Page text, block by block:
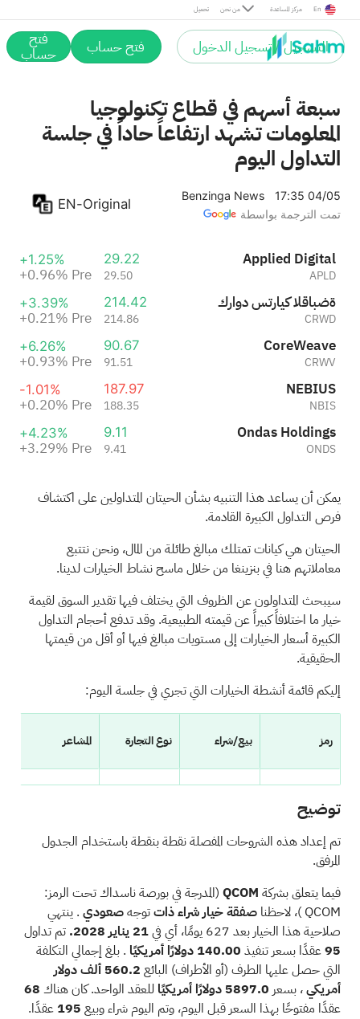
تحميل من نحن مركز المساعدة En
التسجيل / تسجيل الدخول فتح حساب فتح
حساب
CoreWeave
CRWV
91.51
Pre
Ondas Holdings
ONDS
9.11
9.41
+4.23%
+3.29%
سبعة أسهم في قطاع تكنولوجيا
المعلومات تشهد ارتفاعاً حاداً في جلسة
التداول اليوم
Benzinga News
17:35 04/05
تمت الترجمة بواسطة
EN-Original
Applied Digital
APLD
29.22
29.50
+1.25%
+0.96% Pre
كراود سترايك القابضة
CRWD
214.42
214.86
+3.39%
+0.21% Pre
CoreWeave
CRWV
90.67
91.51
+6.26%
+0.93% Pre
NEBIUS
NBIS
187.97
188.35
-1.01%
+0.20% Pre
Ondas Holdings
ONDS
9.11
9.41
+4.23%
+3.29% Pre
يمكن أن يساعد هذا التنبيه بشأن الحيتان المتداولين على اكتشاف
فرص التداول الكبيرة القادمة.
الحيتان هي كيانات تمتلك مبالغ طائلة من المال، ونحن نتتبع
معاملاتهم هنا في بنزينغا من خلال ماسح نشاط الخيارات لدينا.
سيبحث المتداولون عن الظروف التي يختلف فيها تقدير السوق لقيمة
خيار ما اختلافاً كبيراً عن قيمته الطبيعية. وقد تدفع أحجام التداول
الكبيرة أسعار الخيارات إلى مستويات مبالغ فيها أو أقل من قيمتها
الحقيقية.
إليكم قائمة أنشطة الخيارات التي تجري في جلسة اليوم:
رمز بيع/شراء نوع التجارة المشاعر
ONDS يتصل اكتساح إيجابي
إس إم سي آي يتصل تجارة إيجابي
APLD يتصل تجارة حيادي
CRWD يتصل تجارة سبحة
توضيح
تم إعداد هذه الشروحات المفصلة نقطة بنقطة باستخدام الجدول
المرفق.
فيما يتعلق بشركة QCOM(المدرجة في بورصة ناسداك تحت الرمز:
QCOM )، لاحظنا صفقة خيار شراءذاتتوجهصعودي. ينتهي
صلاحية هذا الخيار بعد 627 يومًا، أي في
21 يناير 2028.
تم تداول
95عقدًا بسعر تنفيذ 140.00 دولارًا أمريكيًا
. بلغ إجمالي التكلفة
التي حصل عليها الطرف (أو الأطراف) البائع
560.2 ألف دولار
أمريكي، بسعر 5897.0 دولارًا أمريكيًا للعقد الواحد. كان هناك 68
عقدًا مفتوحًا بهذا السعر قبل اليوم، وتم اليوم شراء وبيع 195 عقدًا.